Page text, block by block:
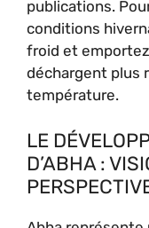
publications.
conditions
froid et
déchargent plus
température.
LE
D’ABHA :